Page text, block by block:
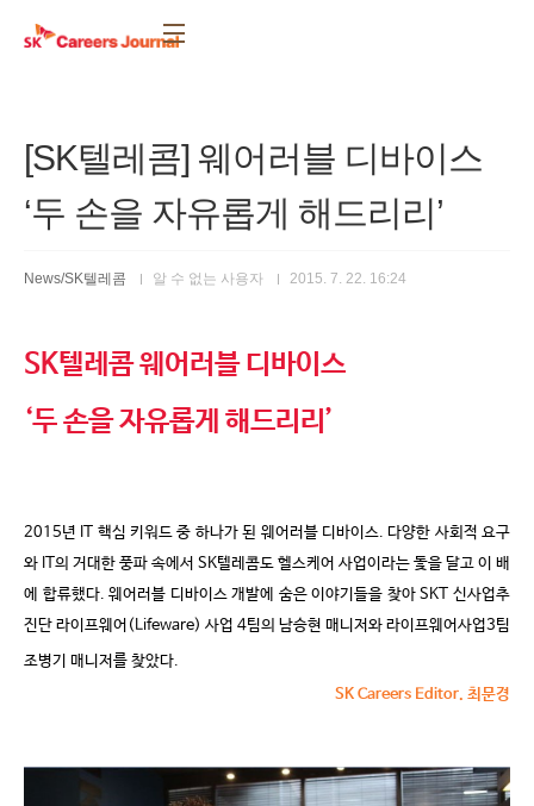
[SK텔레콤] 웨어러블 디바이스
‘두 손을 자유롭게 해드리리’
News/SK텔레콤 알 수 없는 사용자 2015. 7. 22. 16:24
SK텔레콤 웨어러블 디바이스
‘두 손을 자유롭게 해드리리 ’
2015년 IT 핵심 키워드 중 하나가 된 웨어러블 디바이스.다양한 사회적 요구
와 IT 의 거대한 풍파 속에서 SK텔레콤도 헬스케어 사업이라는 돛을 달고 이 배
에 합류했다.웨어러블 디바이스 개발에 숨은 이야기들을 찾아SKT신사업추
진단 라이프웨어 (Lifeware) 사업 4팀의 남승현 매니저와 라이프웨어사업3팀
조병기 매니저를 찾았다.
SK Careers Editor. 최문경